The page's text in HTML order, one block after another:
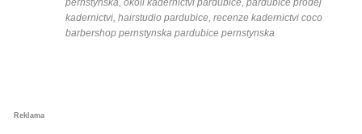
pernstynska, okoli kadernictvi pardubice, pardubice prodej
kadernictvi, hairstudio pardubice, recenze kadernictvi coco
barbershop pernstynska pardubice pernstynska
Reklama